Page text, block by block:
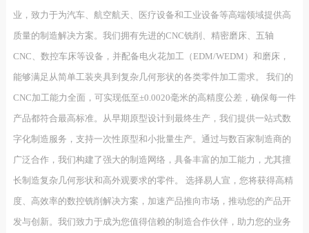
业，致力于为汽车、航空航天、医疗设备和工业设备等高端领域提供高
质量的制造解决方案。我们拥有先进的CNC铣削、精密磨床、五轴
CNC、数控车床等设备，并配备电火花加工（EDM/WEDM）和磨床，
能够满足从简单工装夹具到复杂几何形状的各类零件加工需求。 我们的
CNC加工能力全面，可实现低至±0.0020毫米的高精度公差，确保每一件
产品都符合最高标准。从早期原型设计到最终生产，我们提供一站式数
字化制造服务，支持一次性原型和小批量生产。通过与数百家制造商的
广泛合作，我们构建了强大的制造网络，具备丰富的加工能力，尤其擅
长制造复杂几何形状和高外观要求的零件。 选择易人宣，您将获得高精
度、高效率的数控铣削解决方案，加速产品推向市场，推动您的产品开
发与创新。我们致力于成为您值得信赖的制造合作伙伴，助力您的业务